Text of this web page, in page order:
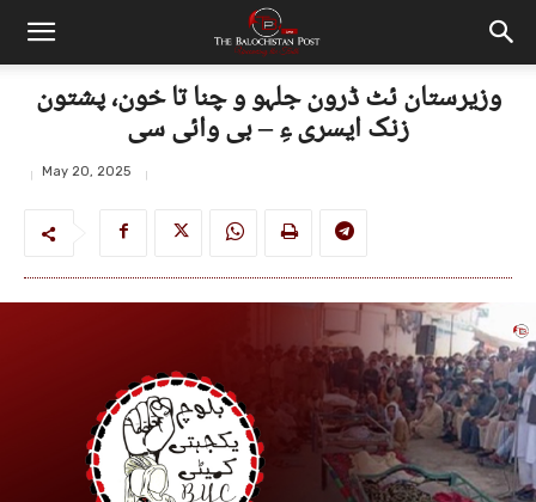
وزیرستان ئٹ ڈرون جلہو و چنا تا خون، پشتون
زنک ایسری ءِ – بی وائی سی
May 20, 2025